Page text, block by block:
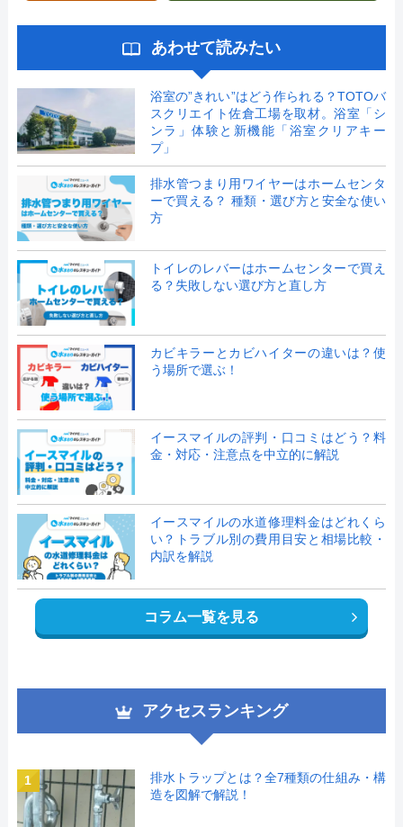
あわせて読みたい
浴室の”きれい”はどう作られる？TOTOバ
スクリエイト佐倉工場を取材。浴室「シ
ンラ」体験と新機能「浴室クリアキー
プ」
排水管つまり用ワイヤーはホームセンタ
ーで買える？ 種類・選び方と安全な使い
方
トイレのレバーはホームセンターで買え
る？失敗しない選び方と直し方
カビキラーとカビハイターの違いは？使
う場所で選ぶ！
イースマイルの評判・口コミはどう？料
金・対応・注意点を中立的に解説
イースマイルの水道修理料金はどれくら
い？トラブル別の費用目安と相場比較・
内訳を解説
コラム一覧を見る
アクセスランキング
1
排水トラップとは？全7種類の仕組み・構
造を図解で解説！